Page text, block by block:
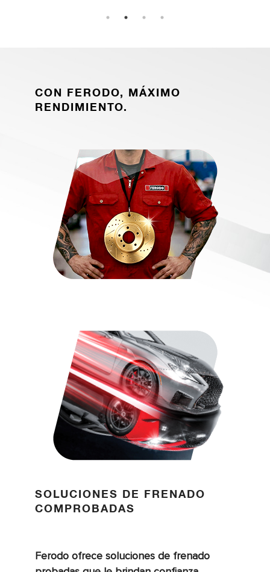
CON FERODO, MÁXIMO
RENDIMIENTO.
SOLUCIONES DE FRENADO
COMPROBADAS
Ferodo ofrece soluciones de frenado